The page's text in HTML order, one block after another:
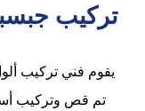
تركيب
يقوم فني تركيب
تم قص وتركيب